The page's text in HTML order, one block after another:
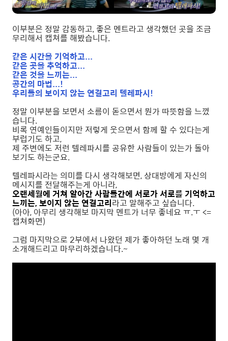
이부분은 정말 감동하고, 좋은 멘트라고 생각했던 곳을 조금
무리해서 캡쳐를 해봤습니다.
같은 시간을 기억하고...
같은 곳을 추억하고...
같은 것을 느끼는...
공간의 마법...!
우리들의 보이지 않는 연결고리 텔레파시!
정말 이부분을 보면서 소름이 돋으면서 뭔가 따뜻함을 느꼈
습니다.
비록 연예인들이지만 저렇게 웃으면서 함께 할 수 있다는게
부럽기도 하고,
제 주변에도 저런 텔레파시를 공유한 사람들이 있는가 돌아
보기도 하는군요.
텔레파시라는 의미를 다시 생각해보면, 상대방에게 자신의
메시지를 전달해주는게 아니라,
오랜세월에 거쳐 알아간 사람들간에 서로가 서로를 기억하고
느끼는, 보이지 않는 연결고리라고 말해주고 싶습니다.
(아아, 아무리 생각해보 마지막 멘트가 너무 좋네요 ㅠ.ㅜ <=
캡쳐화면)
그럼 마지막으로 2부에서 나왔던 제가 좋아하던 노래 몇 개
소개해드리고 마무리하겠습니다.~